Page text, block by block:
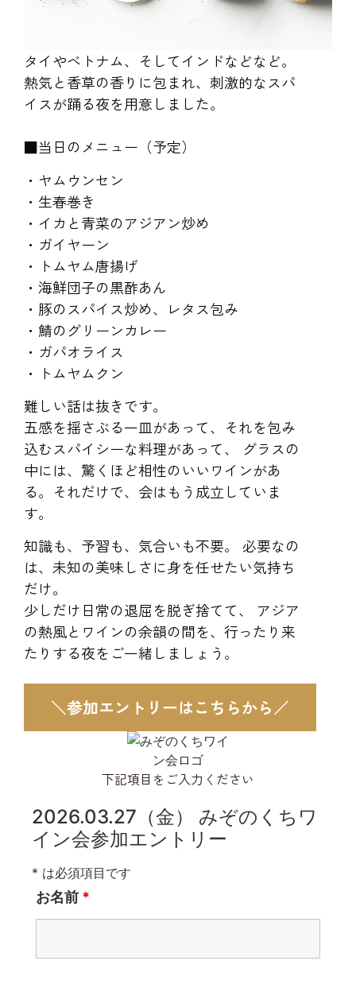
タイやベトナム、そしてインドなどなど。
熱気と香草の香りに包まれ、刺激的なスパ
イスが踊る夜を用意しました。
■当日のメニュー（予定）
・ヤムウンセン
・生春巻き
・イカと青菜のアジアン炒め
・ガイヤーン
・トムヤム唐揚げ
・海鮮団子の黒酢あん
・豚のスパイス炒め、レタス包み
・鯖のグリーンカレー
・ガパオライス
・トムヤムクン
難しい話は抜きです。
五感を揺さぶる一皿があって、それを包み
込むスパイシーな料理があって、 グラスの
中には、驚くほど相性のいいワインがあ
る。それだけで、会はもう成立していま
す。
知識も、予習も、気合いも不要。 必要なの
は、未知の美味しさに身を任せたい気持ち
だけ。
少しだけ日常の退屈を脱ぎ捨てて、 アジア
の熱風とワインの余韻の間を、行ったり来
たりする夜をご一緒しましょう。
＼参加エントリーはこちらから／
下記項目をご入力ください
2026.03.27（金） みぞのくちワ
イン会参加エントリー
* は必須項目です
お名前 *